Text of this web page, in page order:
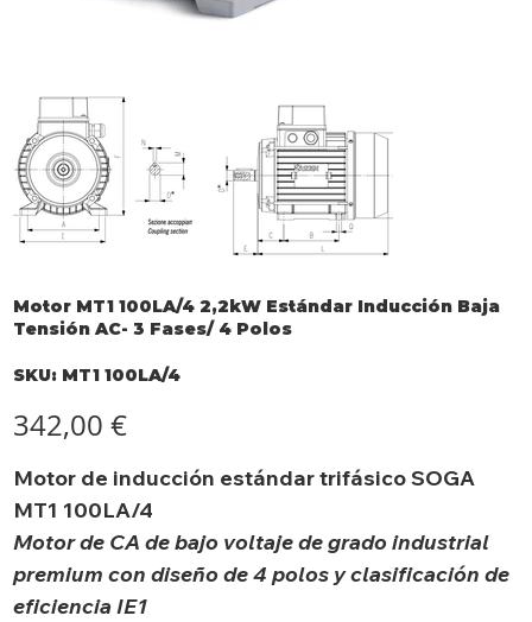
Motor MT1 100LA/4 2,2kW Estándar Inducción Baja
Tensión AC- 3 Fases/ 4 Polos
SKU: SKU
MT1
MT1 100LA/4
342,00 €
Motor de inducción estándar trifásico SOGA
MT1 100LA/4
Motor de CA de bajo voltaje de grado industrial
premium con diseño de 4 polos y clasificación de
eficiencia IE1